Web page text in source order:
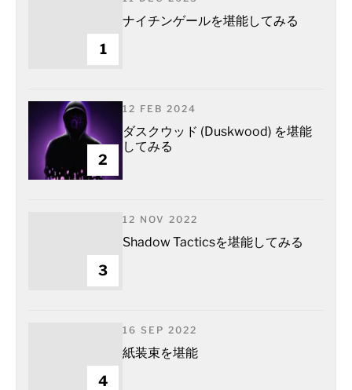
1
ナイチンゲールを堪能してみる
2
12 FEB 2024
ダスクウッド (Duskwood) を堪能
してみる
3
12 NOV 2022
Shadow Tacticsを堪能してみる
4
16 SEP 2022
紙装束を堪能